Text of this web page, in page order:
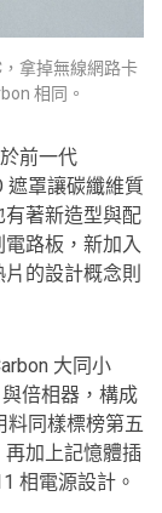
拿掉無線網路卡
相同。
前一代
遮罩讓碳纖維質
著新造型與配
路板，新加入
的設計概念則
大同小
倍相器，構成
料同樣標榜第五
加上記憶體插
相電源設計。